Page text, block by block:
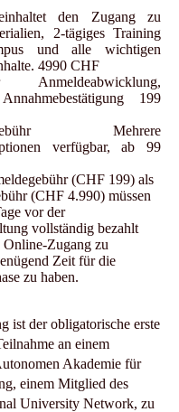
den Zugang zu
2-tägiges Training
und alle wichtigen
4990 CHF
Anmeldeabwicklung,
199
Mehrere
verfügbar, ab 99
(CHF 199) als
(CHF 4.990) müssen
vor der
vollständig bezahlt
Zugang zu
Zeit für die
zu haben.
ist der obligatorische erste
an einem
Akademie für
einem Mitglied des
University Network, zu